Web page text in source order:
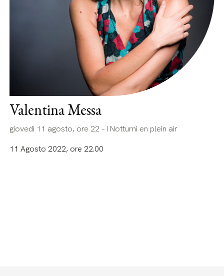
Valentina Messa
giovedì 11 agosto, ore 22 – I Notturni en plein air
11 Agosto 2022, ore 22.00